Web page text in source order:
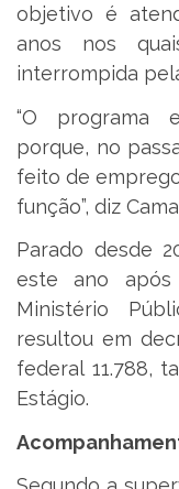
objetivo é
anos nos
interrompida
“O programa
porque, no
feito de
função”, diz
Parado desde
este ano
Ministério
resultou em
federal 11.788,
Estágio.